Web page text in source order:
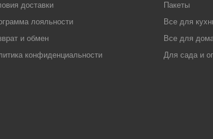
доставки
лояльности
и обмен
конфиденциальности
Пакеты
Все для
Все для
Для сада и